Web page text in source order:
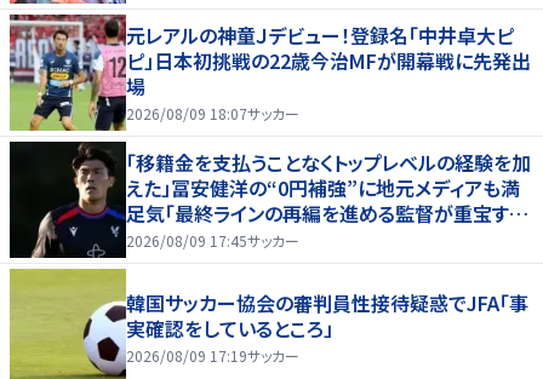
元レアルの神童Ｊデビュー！登録名「中井卓大ピ
ピ」日本初挑戦の22歳今治MFが開幕戦に先発出
場
2026/08/09 18:07サッカー
「移籍金を支払うことなくトップレベルの経験を加
えた」冨安健洋の“0円補強”に地元メディアも満
足気「最終ラインの再編を進める監督が重宝する
柔軟性を備えている」
2026/08/09 17:45サッカー
韓国サッカー協会の審判員性接待疑惑でJFA「事
実確認をしているところ」
2026/08/09 17:19サッカー